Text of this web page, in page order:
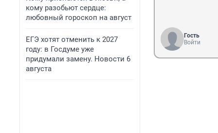
кому разобьют сердце:
любовный гороскоп на август
ЕГЭ хотят отменить к 2027
году: в Госдуме уже
придумали замену. Новости 6
августа
Гость
Войти